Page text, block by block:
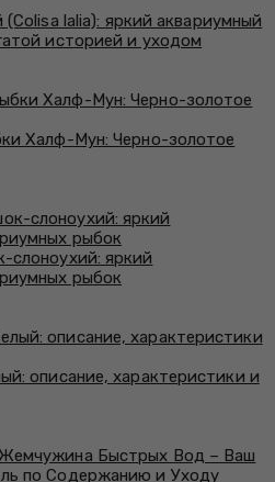
lalia): яркий аквариумный
историей и уходом
Халф-Мун: Черно-золотое
слоноухий: яркий
рыбок
описание, характеристики и